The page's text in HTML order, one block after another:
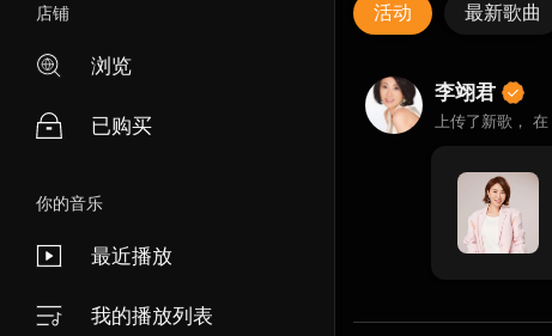
店铺
浏览
已购买
你的音乐
最近播放
我的播放列表
活动 最新歌曲
李翊君
上传了新歌， 在